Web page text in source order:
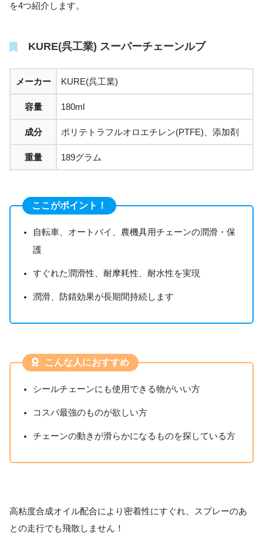
を4つ紹介します。
KURE(呉工業) スーパーチェーンルブ
メーカー KURE(呉工業)
容量 180ml
成分 ポリテトラフルオロエチレン(PTFE)、添加剤
重量 189グラム
ここがポイント！
自転車、オートバイ、農機具用チェーンの潤滑・保
護
すぐれた潤滑性、耐摩耗性、耐水性を実現
潤滑、防錆効果が長期間持続します
こんな人におすすめ
シールチェーンにも使用できる物がいい方
コスパ最強のものが欲しい方
チェーンの動きが滑らかになるものを探している方
高粘度合成オイル配合により密着性にすぐれ、スプレーのあ
との走行でも飛散しません！